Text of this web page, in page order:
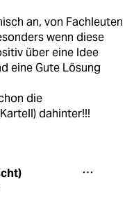
an, von Fachleuten
wenn diese
über eine Idee
eine Gute Lösung
die
dahinter!!!